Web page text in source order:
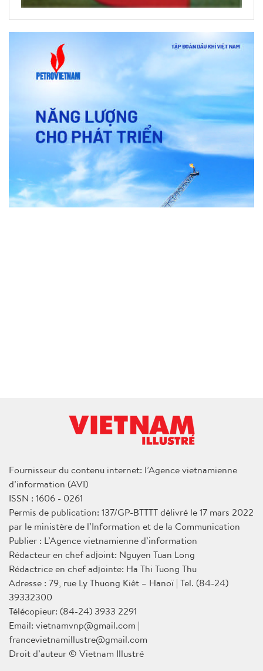
Fournisseur du contenu internet: l’Agence vietnamienne
d’information (AVI)
ISSN : 1606 - 0261
Permis de publication: 137/GP-BTTTT délivré le 17 mars 2022
par le ministère de l’Information et de la Communication
Publier : L’Agence vietnamienne d’information
Rédacteur en chef adjoint: Nguyen Tuan Long
Rédactrice en chef adjointe: Ha Thi Tuong Thu
Adresse : 79, rue Ly Thuong Kiêt – Hanoï | Tel. (84-24)
39332300
Télécopieur: (84-24) 3933 2291
Email: vietnamvnp@gmail.com |
francevietnamillustre@gmail.com
Droit d’auteur © Vietnam Illustré